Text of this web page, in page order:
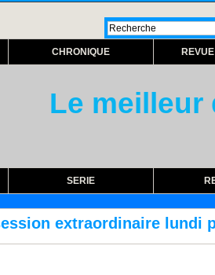
CHRONIQUE
Le meilleur
SERIE
prochain RÉFORME